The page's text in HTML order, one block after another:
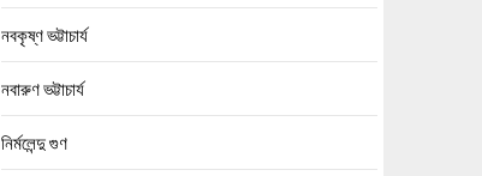
নবকৃষ্ণ ভট্টাচার্য
নবারুণ ভট্টাচার্য
নির্মলেন্দু গুণ